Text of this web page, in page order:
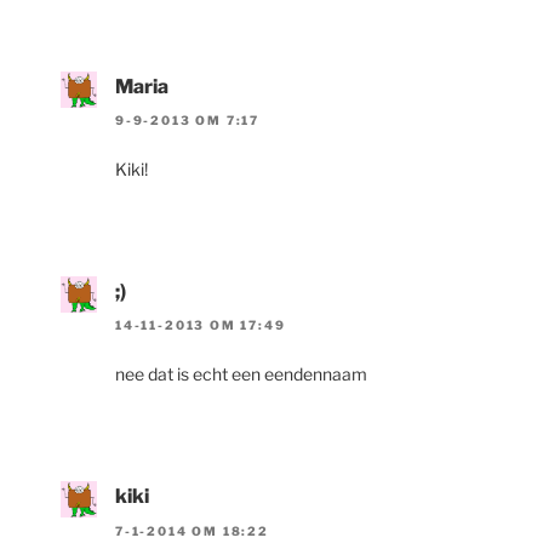
Maria
9-9-2013 OM 7:17
Kiki!
;)
14-11-2013 OM 17:49
nee dat is echt een eendennaam
kiki
7-1-2014 OM 18:22